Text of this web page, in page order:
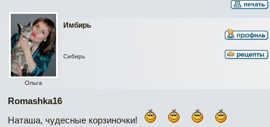
Имбирь
Ольга
Сибирь
Romashka16
Наташа, чудесные корзиночки!